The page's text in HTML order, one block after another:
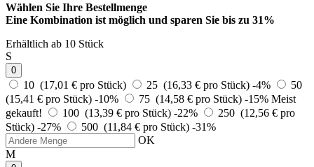
Wählen Sie Ihre Bestellmenge
Eine Kombination ist möglich und sparen Sie bis zu 31%
Erhältlich ab 10 Stück
S
0
10 (17,01 € pro Stück) 25 (16,33 € pro Stück) -4%
50
(15,41 € pro Stück) -10% 75 (14,58 € pro Stück) -15% Meist
gekauft!
100 (13,39 € pro Stück) -22%
250 (12,56 € pro
Stück) -27% 500 (11,84 € pro Stück) -31%
OK
M